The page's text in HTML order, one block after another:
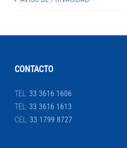
CONTACTO
TEL: 33 3616 1606
TEL: 33 3616 1613
CEL: 33 1799 8727